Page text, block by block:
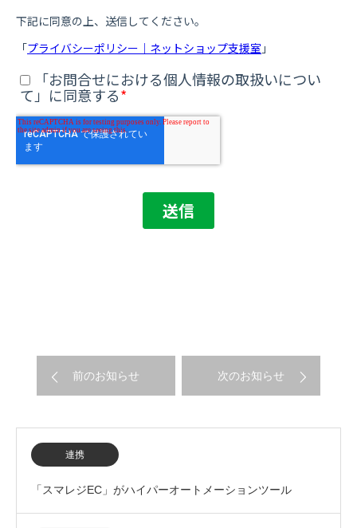
前のお知らせ 次のお知らせ
連携
「スマレジEC」がハイパーオートメーションツール